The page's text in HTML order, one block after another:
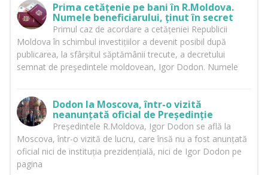
Prima cetățenie pe bani în R.Moldova.
Numele beneficiarului, ținut în secret
Primul caz de acordare a cetățeniei Republicii
Moldova în schimbul investițiilor a devenit posibil după
publicarea, la sfârșitul săptămânii trecute, a decretului
semnat de preşedintele moldovean, Igor Dodon. Numele
Dodon la Moscova, într-o vizită
neanunțată oficial de Președinție
Președintele R.Moldova, Igor Dodon se află la
Moscova, într-o vizită de lucru, care însă nu a fost anunțată
oficial nici de instituția prezidențială, nici de Igor Dodon pe
pagina